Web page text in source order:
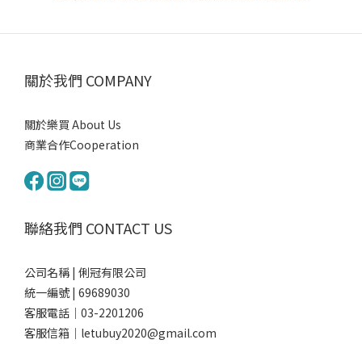
關於我們 COMPANY
關於樂買 About Us
商業合作Cooperation
聯絡我們 CONTACT US
公司名稱 | 俐冠有限公司
統一編號 | 69689030
客服電話｜03-2201206
客服信箱｜letubuy2020@gmail.com